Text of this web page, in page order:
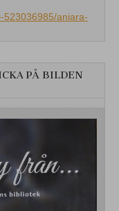
523036985/aniara-
PÅ BILDEN